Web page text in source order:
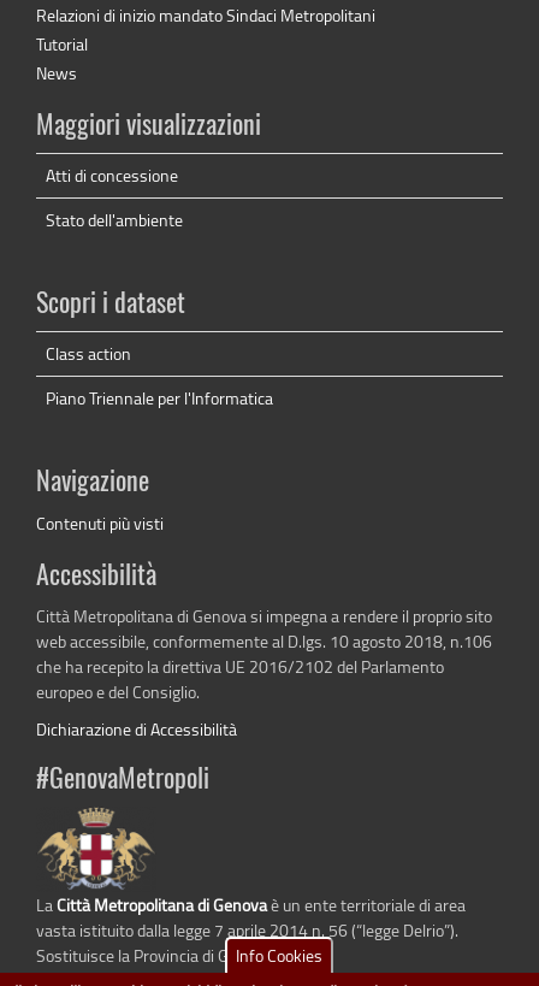
Relazioni di inizio mandato Sindaci Metropolitani
Tutorial
News
Maggiori visualizzazioni
Atti di concessione
Stato dell'ambiente
Scopri i dataset
Class action
Piano Triennale per l'Informatica
Navigazione
Contenuti più visti
Accessibilità
Città Metropolitana di Genova si impegna a rendere il proprio sito
web accessibile, conformemente al D.lgs. 10 agosto 2018, n.106
che ha recepito la direttiva UE 2016/2102 del Parlamento
europeo e del Consiglio.
Dichiarazione di Accessibilità
#GenovaMetropoli
LaCittà Metropolitana di Genovaè un ente territoriale di area
vasta istituito dalla legge 7 aprile 2014 n. 56 (“legge Delrio”).
Sostituisce la Provincia di Genova.Info Cookies